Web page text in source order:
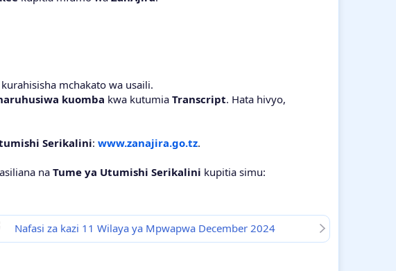
mchakato wa usaili.
kuomba kwa kutumia Transcript. Hata hivyo,
Serikalini: www.zanajira.go.tz.
na Tume ya Utumishi Serikalini kupitia simu:
Nafasi za kazi 11 Wilaya ya Mpwapwa December 2024